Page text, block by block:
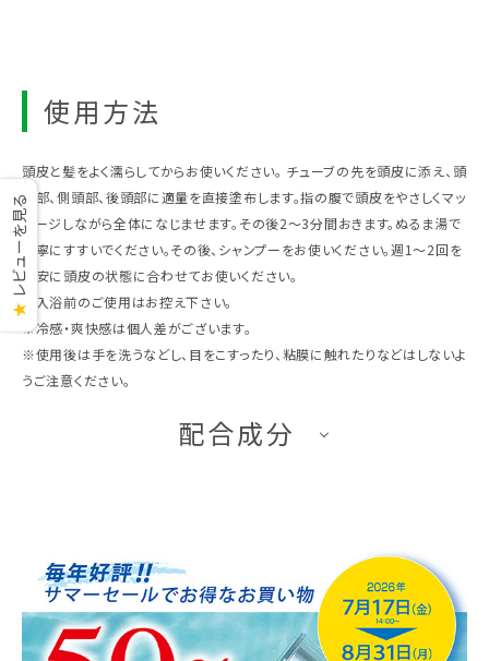
使用方法
頭皮と髪をよく濡らしてからお使いください。 チューブの先を頭皮に添え、頭
頂部、側頭部、後頭部に適量を直接塗布します。指の腹で頭皮をやさしくマッ
サージしながら全体になじませます。その後2～3分間おきます。ぬるま湯で
丁寧にすすいでください。その後、シャンプーをお使いください。週1～2回を
目安に頭皮の状態に合わせてお使いください。
※入浴前のご使用はお控え下さい。
※冷感・爽快感は個人差がございます。
※使用後は手を洗うなどし、目をこすったり、粘膜に触れたりなどはしないよ
うご注意ください。
配合成分
★
レビューを見る